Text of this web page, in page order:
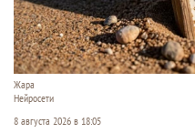
Жара
Нейросети
8 августа 2026 в 18:05